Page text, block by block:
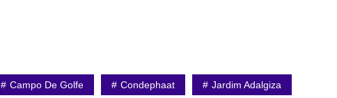
Campo De Golfe Condephaat Jardim Adalgiza